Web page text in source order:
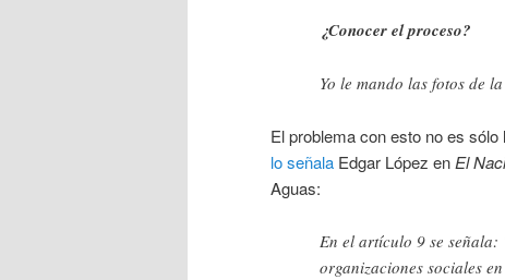
¿Conocer el proceso?
Yo le mando las fotos de
El problema con esto no es
lo señala Edgar López en El
Aguas:
En el artículo 9 se
organizaciones sociales